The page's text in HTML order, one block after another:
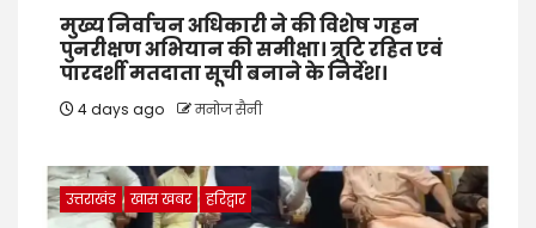
मुख्य निर्वाचन अधिकारी ने की विशेष गहन
पुनरीक्षण अभियान की समीक्षा। त्रुटि रहित एवं
पारदर्शी मतदाता सूची बनाने के निर्देश।
4 days ago मनोज सैनी
उत्तराखंड खास खबर हरिद्वार